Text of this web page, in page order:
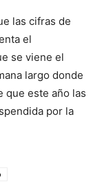
las cifras de
el
se viene el
largo donde
que este año las
por la